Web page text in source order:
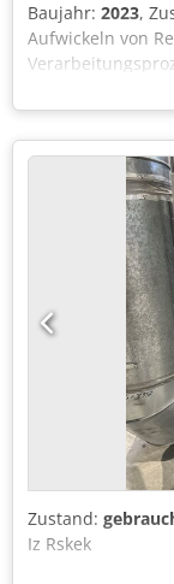
Baujahr: 2023,
Aufwickeln von
Spannwelle
Maschine verfügt
Azonksck Die
Zustand:
Iz Rskek